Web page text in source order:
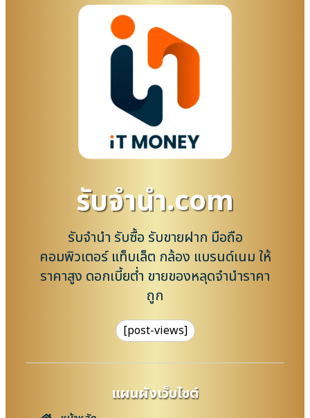
รับจํานํา.com
รับจำนำ รับซื้อ รับขายฝาก มือถือ
คอมพิวเตอร์ แท็บเล็ต กล้อง แบรนด์เนม ให้
ราคาสูง ดอกเบี้ยต่ำ ขายของหลุดจำนำราคา
ถูก
[post-views]
แผนผังเว็บไซต์